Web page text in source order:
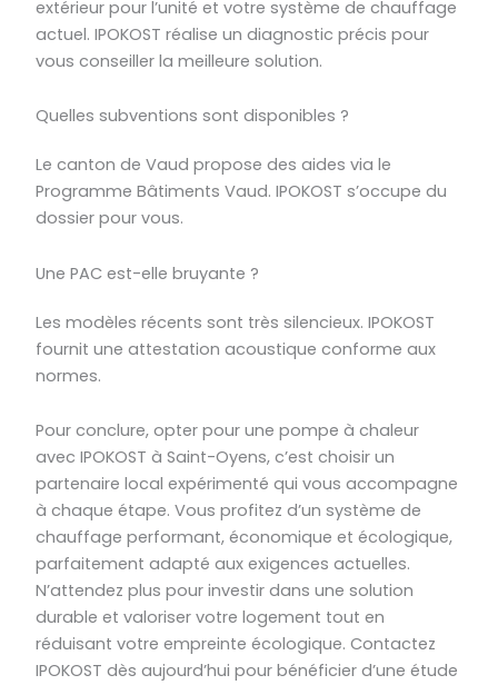
extérieur pour l’unité et votre système de chauffage
actuel. IPOKOST réalise un diagnostic précis pour
vous conseiller la meilleure solution.
Quelles subventions sont disponibles ?
Le canton de Vaud propose des aides via le
Programme Bâtiments Vaud. IPOKOST s’occupe du
dossier pour vous.
Une PAC est-elle bruyante ?
Les modèles récents sont très silencieux. IPOKOST
fournit une attestation acoustique conforme aux
normes.
Pour conclure, opter pour une pompe à chaleur
avec IPOKOST à Saint-Oyens, c’est choisir un
partenaire local expérimenté qui vous accompagne
à chaque étape. Vous profitez d’un système de
chauffage performant, économique et écologique,
parfaitement adapté aux exigences actuelles.
N’attendez plus pour investir dans une solution
durable et valoriser votre logement tout en
réduisant votre empreinte écologique. Contactez
IPOKOST dès aujourd’hui pour bénéficier d’une étude